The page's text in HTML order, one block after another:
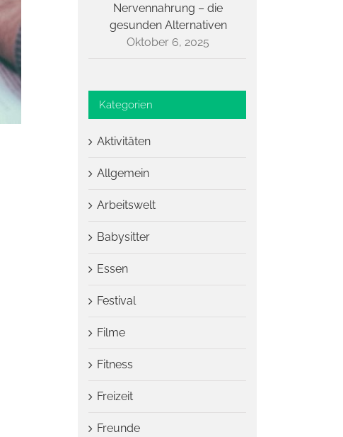
Nervennahrung – die
gesunden Alternativen
Oktober 6, 2025
Kategorien
Aktivitäten
Allgemein
Arbeitswelt
Babysitter
Essen
Festival
Filme
Fitness
Freizeit
Freunde